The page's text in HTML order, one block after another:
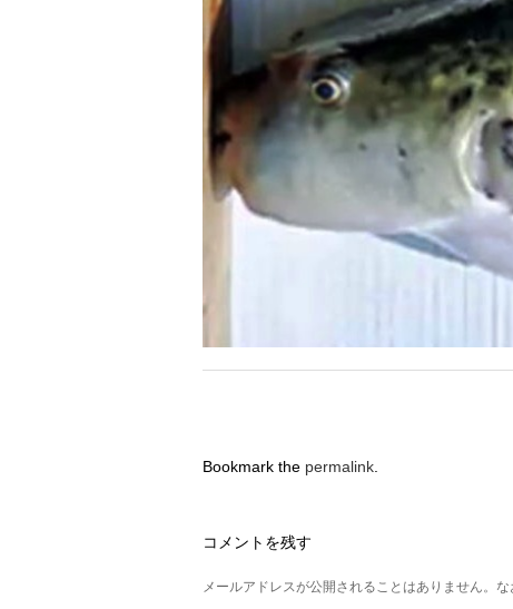
Bookmark the permalink
コメントを残す
メールアドレスが公開されることはありません。な